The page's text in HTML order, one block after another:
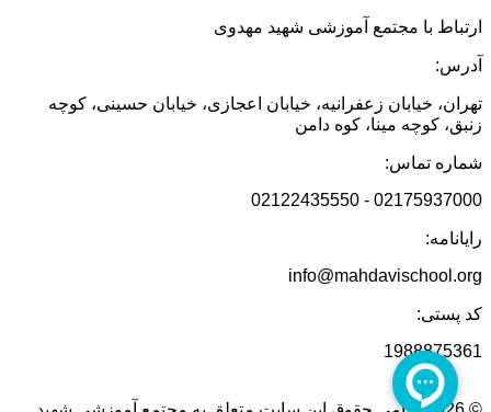
ارتباط با مجتمع آموزشی شهید مهدوی
آدرس:
تهران، خیابان زعفرانیه، خیابان اعجازی، خیابان حسینی، کوچه
زنبق، کوچه مینا، کوه دامن
شماره تماس:
02175937000 - 02122435550
رایانامه:
info@mahdavischool.org
کد پستی:
1988875361